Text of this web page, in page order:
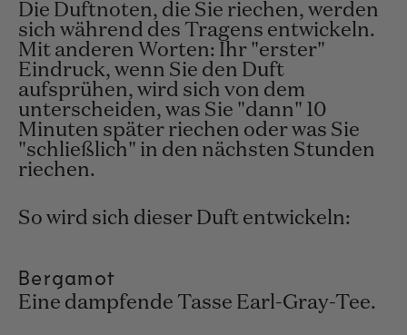
Die Duftnoten, die Sie riechen, werden
sich während des Tragens entwickeln.
Mit anderen Worten: Ihr "erster"
Eindruck, wenn Sie den Duft
aufsprühen, wird sich von dem
unterscheiden, was Sie "dann" 10
Minuten später riechen oder was Sie
"schließlich" in den nächsten Stunden
riechen.
So wird sich dieser Duft entwickeln:
Bergamot
Eine dampfende Tasse Earl-Gray-Tee.